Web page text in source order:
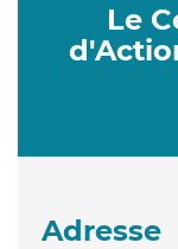
Le
Adresse